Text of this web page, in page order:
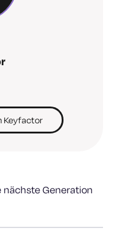
Keyfactor
Generation